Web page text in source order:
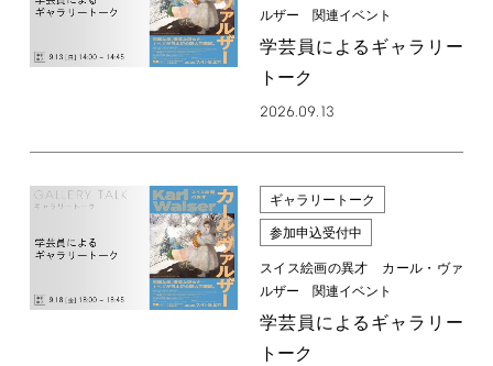
ルザー 関連イベント
学芸員によるギャラリー
トーク
2026.09.13
ギャラリートーク
参加申込受付中
スイス絵画の異才 カール・ヴァ
ルザー 関連イベント
学芸員によるギャラリー
トーク